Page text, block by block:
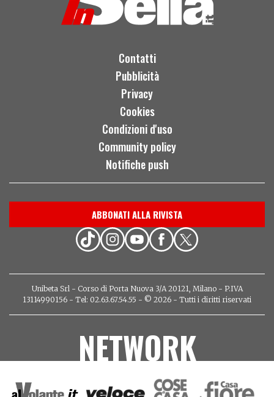
Contatti
Pubblicità
Privacy
Cookies
Condizioni d'uso
Community policy
Notifiche push
ABBONATI ALLA RIVISTA
Unibeta Srl - Corso di Porta Nuova 3/A 20121, Milano - P.IVA
13114990156 - Tel: 02.63.67.54.55 - © 2026 - Tutti i diritti riservati
NETWORK